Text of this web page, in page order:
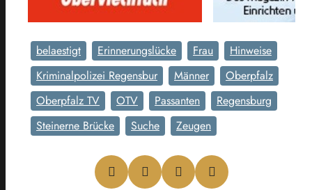
belaestigt Erinnerungslücke Frau
Hinweise
Kriminalpolizei Regensbur
Männer
Oberpfalz
Oberpfalz TV
OTV Passanten
Regensburg
Steinerne Brücke
Suche Zeugen